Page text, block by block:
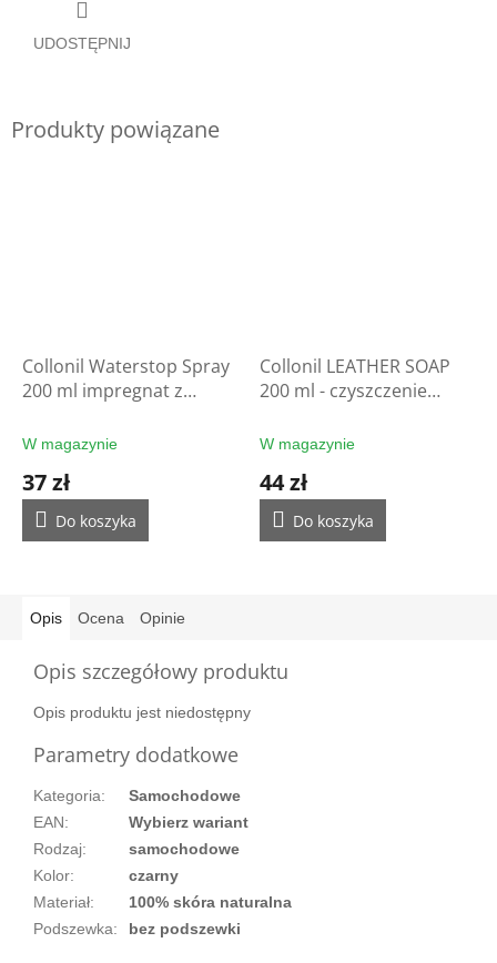
UDOSTĘPNIJ
Produkty powiązane
Collonil Waterstop Spray
200 ml impregnat z
rękawic
W magazynie
37 zł
Do koszyka
Collonil LEATHER SOAP
200 ml - czyszczenie
W magazynie
44 zł
Do koszyka
Opis Ocena Opinie
Opis szczegółowy produktu
Opis produktu jest niedostępny
Parametry dodatkowe
Kategoria:
Samochodowe
EAN:
Wybierz wariant
Rodzaj:
samochodowe
Kolor:
czarny
Materiał:
100% skóra naturalna
Podszewka: bez podszewki